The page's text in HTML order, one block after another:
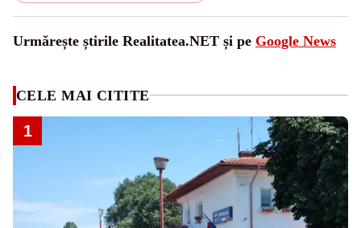
Urmărește știrile Realitatea.NET și pe Google News
CELE MAI CITITE
1